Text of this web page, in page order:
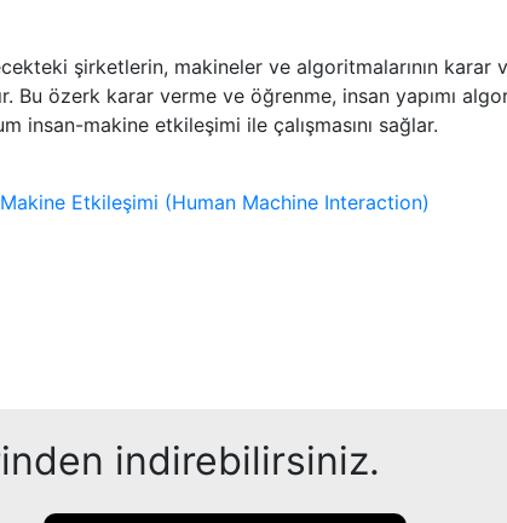
şirketlerin, makineler ve algoritmalarının karar
Bu özerk karar verme ve öğrenme, insan yapımı
insan-makine etkileşimi ile çalışmasını sağlar.
Etkileşimi (Human Machine Interaction)
indirebilirsiniz.